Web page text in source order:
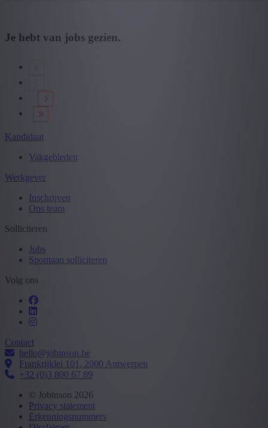
Je hebt van jobs gezien.
Kandidaat
Vakgebieden
Werkgever
Inschrijven
Ons team
Solliciteren
Jobs
Spontaan solliciteren
Volg ons
Contact
hello@jobinson.be
Frankrijklei 101, 2000 Antwerpen
+32 (0)3 800 67 89
© Jobinson 2026
Privacy statement
Erkenningsnummers